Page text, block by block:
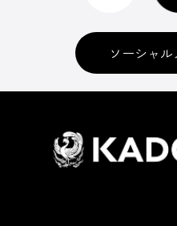
ソーシャ